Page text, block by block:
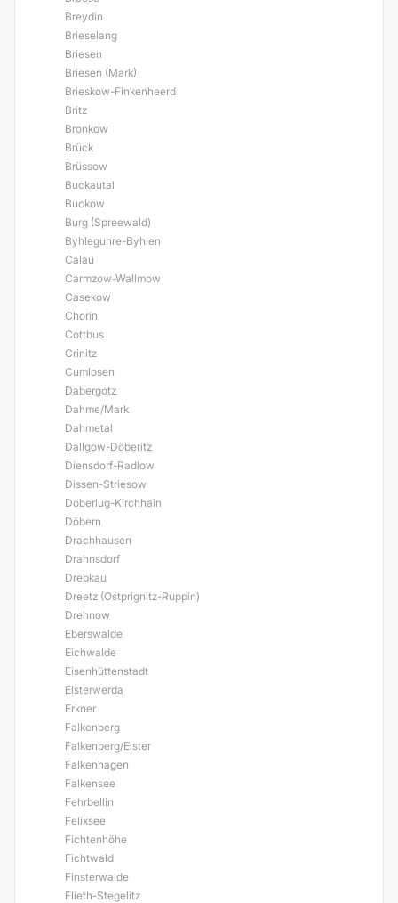
Breydin
Brieselang
Briesen
Briesen (Mark)
Brieskow-Finkenheerd
Britz
Bronkow
Brück
Brüssow
Buckautal
Buckow
Burg (Spreewald)
Byhleguhre-Byhlen
Calau
Carmzow-Wallmow
Casekow
Chorin
Cottbus
Crinitz
Cumlosen
Dabergotz
Dahme/Mark
Dahmetal
Dallgow-Döberitz
Diensdorf-Radlow
Dissen-Striesow
Doberlug-Kirchhain
Döbern
Drachhausen
Drahnsdorf
Drebkau
Dreetz (Ostprignitz-Ruppin)
Drehnow
Eberswalde
Eichwalde
Eisenhüttenstadt
Elsterwerda
Erkner
Falkenberg
Falkenberg/Elster
Falkenhagen
Falkensee
Fehrbellin
Felixsee
Fichtenhöhe
Fichtwald
Finsterwalde
Flieth-Stegelitz